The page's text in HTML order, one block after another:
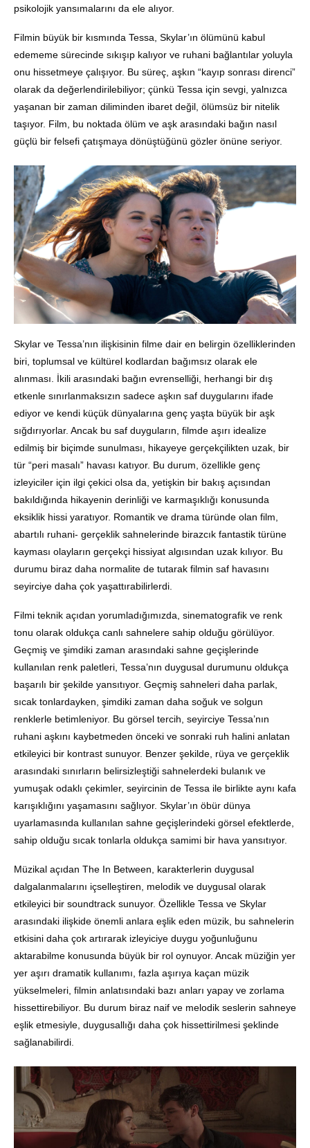
psikolojik yansımalarını da ele alıyor.
Filmin büyük bir kısmında Tessa, Skylar’ın ölümünü kabul
edememe sürecinde sıkışıp kalıyor ve ruhani bağlantılar yoluyla
onu hissetmeye çalışıyor. Bu süreç, aşkın “kayıp sonrası direnci”
olarak da değerlendirilebiliyor; çünkü Tessa için sevgi, yalnızca
yaşanan bir zaman diliminden ibaret değil, ölümsüz bir nitelik
taşıyor. Film, bu noktada ölüm ve aşk arasındaki bağın nasıl
güçlü bir felsefi çatışmaya dönüştüğünü gözler önüne seriyor.
Skylar ve Tessa’nın ilişkisinin filme dair en belirgin özelliklerinden
biri, toplumsal ve kültürel kodlardan bağımsız olarak ele
alınması. İkili arasındaki bağın evrenselliği, herhangi bir dış
etkenle sınırlanmaksızın sadece aşkın saf duygularını ifade
ediyor ve kendi küçük dünyalarına genç yaşta büyük bir aşk
sığdırıyorlar. Ancak bu saf duyguların, filmde aşırı idealize
edilmiş bir biçimde sunulması, hikayeye gerçekçilikten uzak, bir
tür “peri masalı” havası katıyor. Bu durum, özellikle genç
izleyiciler için ilgi çekici olsa da, yetişkin bir bakış açısından
bakıldığında hikayenin derinliği ve karmaşıklığı konusunda
eksiklik hissi yaratıyor. Romantik ve drama türünde olan film,
abartılı ruhani- gerçeklik sahnelerinde birazcık fantastik türüne
kayması olayların gerçekçi hissiyat algısından uzak kılıyor. Bu
durumu biraz daha normalite de tutarak filmin saf havasını
seyirciye daha çok yaşattırabilirlerdi.
Filmi teknik açıdan yorumladığımızda, sinematografik ve renk
tonu olarak oldukça canlı sahnelere sahip olduğu görülüyor.
Geçmiş ve şimdiki zaman arasındaki sahne geçişlerinde
kullanılan renk paletleri, Tessa’nın duygusal durumunu oldukça
başarılı bir şekilde yansıtıyor. Geçmiş sahneleri daha parlak,
sıcak tonlardayken, şimdiki zaman daha soğuk ve solgun
renklerle betimleniyor. Bu görsel tercih, seyirciye Tessa’nın
ruhani aşkını kaybetmeden önceki ve sonraki ruh halini anlatan
etkileyici bir kontrast sunuyor. Benzer şekilde, rüya ve gerçeklik
arasındaki sınırların belirsizleştiği sahnelerdeki bulanık ve
yumuşak odaklı çekimler, seyircinin de Tessa ile birlikte aynı kafa
karışıklığını yaşamasını sağlıyor. Skylar’ın öbür dünya
uyarlamasında kullanılan sahne geçişlerindeki görsel efektlerde,
sahip olduğu sıcak tonlarla oldukça samimi bir hava yansıtıyor.
Müzikal açıdan The In Between, karakterlerin duygusal
dalgalanmalarını içselleştiren, melodik ve duygusal olarak
etkileyici bir soundtrack sunuyor. Özellikle Tessa ve Skylar
arasındaki ilişkide önemli anlara eşlik eden müzik, bu sahnelerin
etkisini daha çok artırarak izleyiciye duygu yoğunluğunu
aktarabilme konusunda büyük bir rol oynuyor. Ancak müziğin yer
yer aşırı dramatik kullanımı, fazla aşırıya kaçan müzik
yükselmeleri, filmin anlatısındaki bazı anları yapay ve zorlama
hissettirebiliyor. Bu durum biraz naif ve melodik seslerin sahneye
eşlik etmesiyle, duygusallığı daha çok hissettirilmesi şeklinde
sağlanabilirdi.